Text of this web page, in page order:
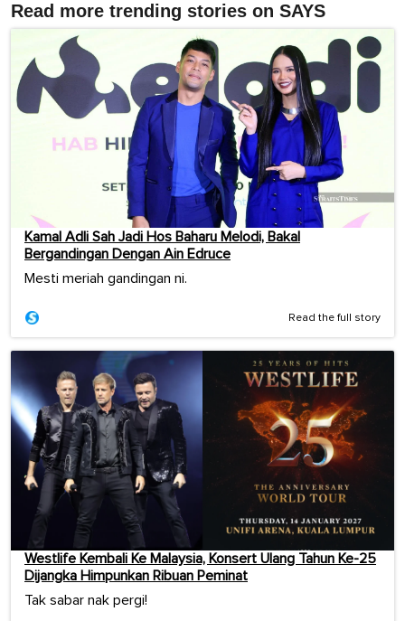
Read more trending stories on SAYS
Kamal Adli Sah Jadi Hos Baharu Melodi, Bakal
Bergandingan Dengan Ain Edruce
Mesti meriah gandingan ni.
Read the full story
Westlife Kembali Ke Malaysia, Konsert Ulang Tahun Ke-25
Dijangka Himpunkan Ribuan Peminat
Tak sabar nak pergi!